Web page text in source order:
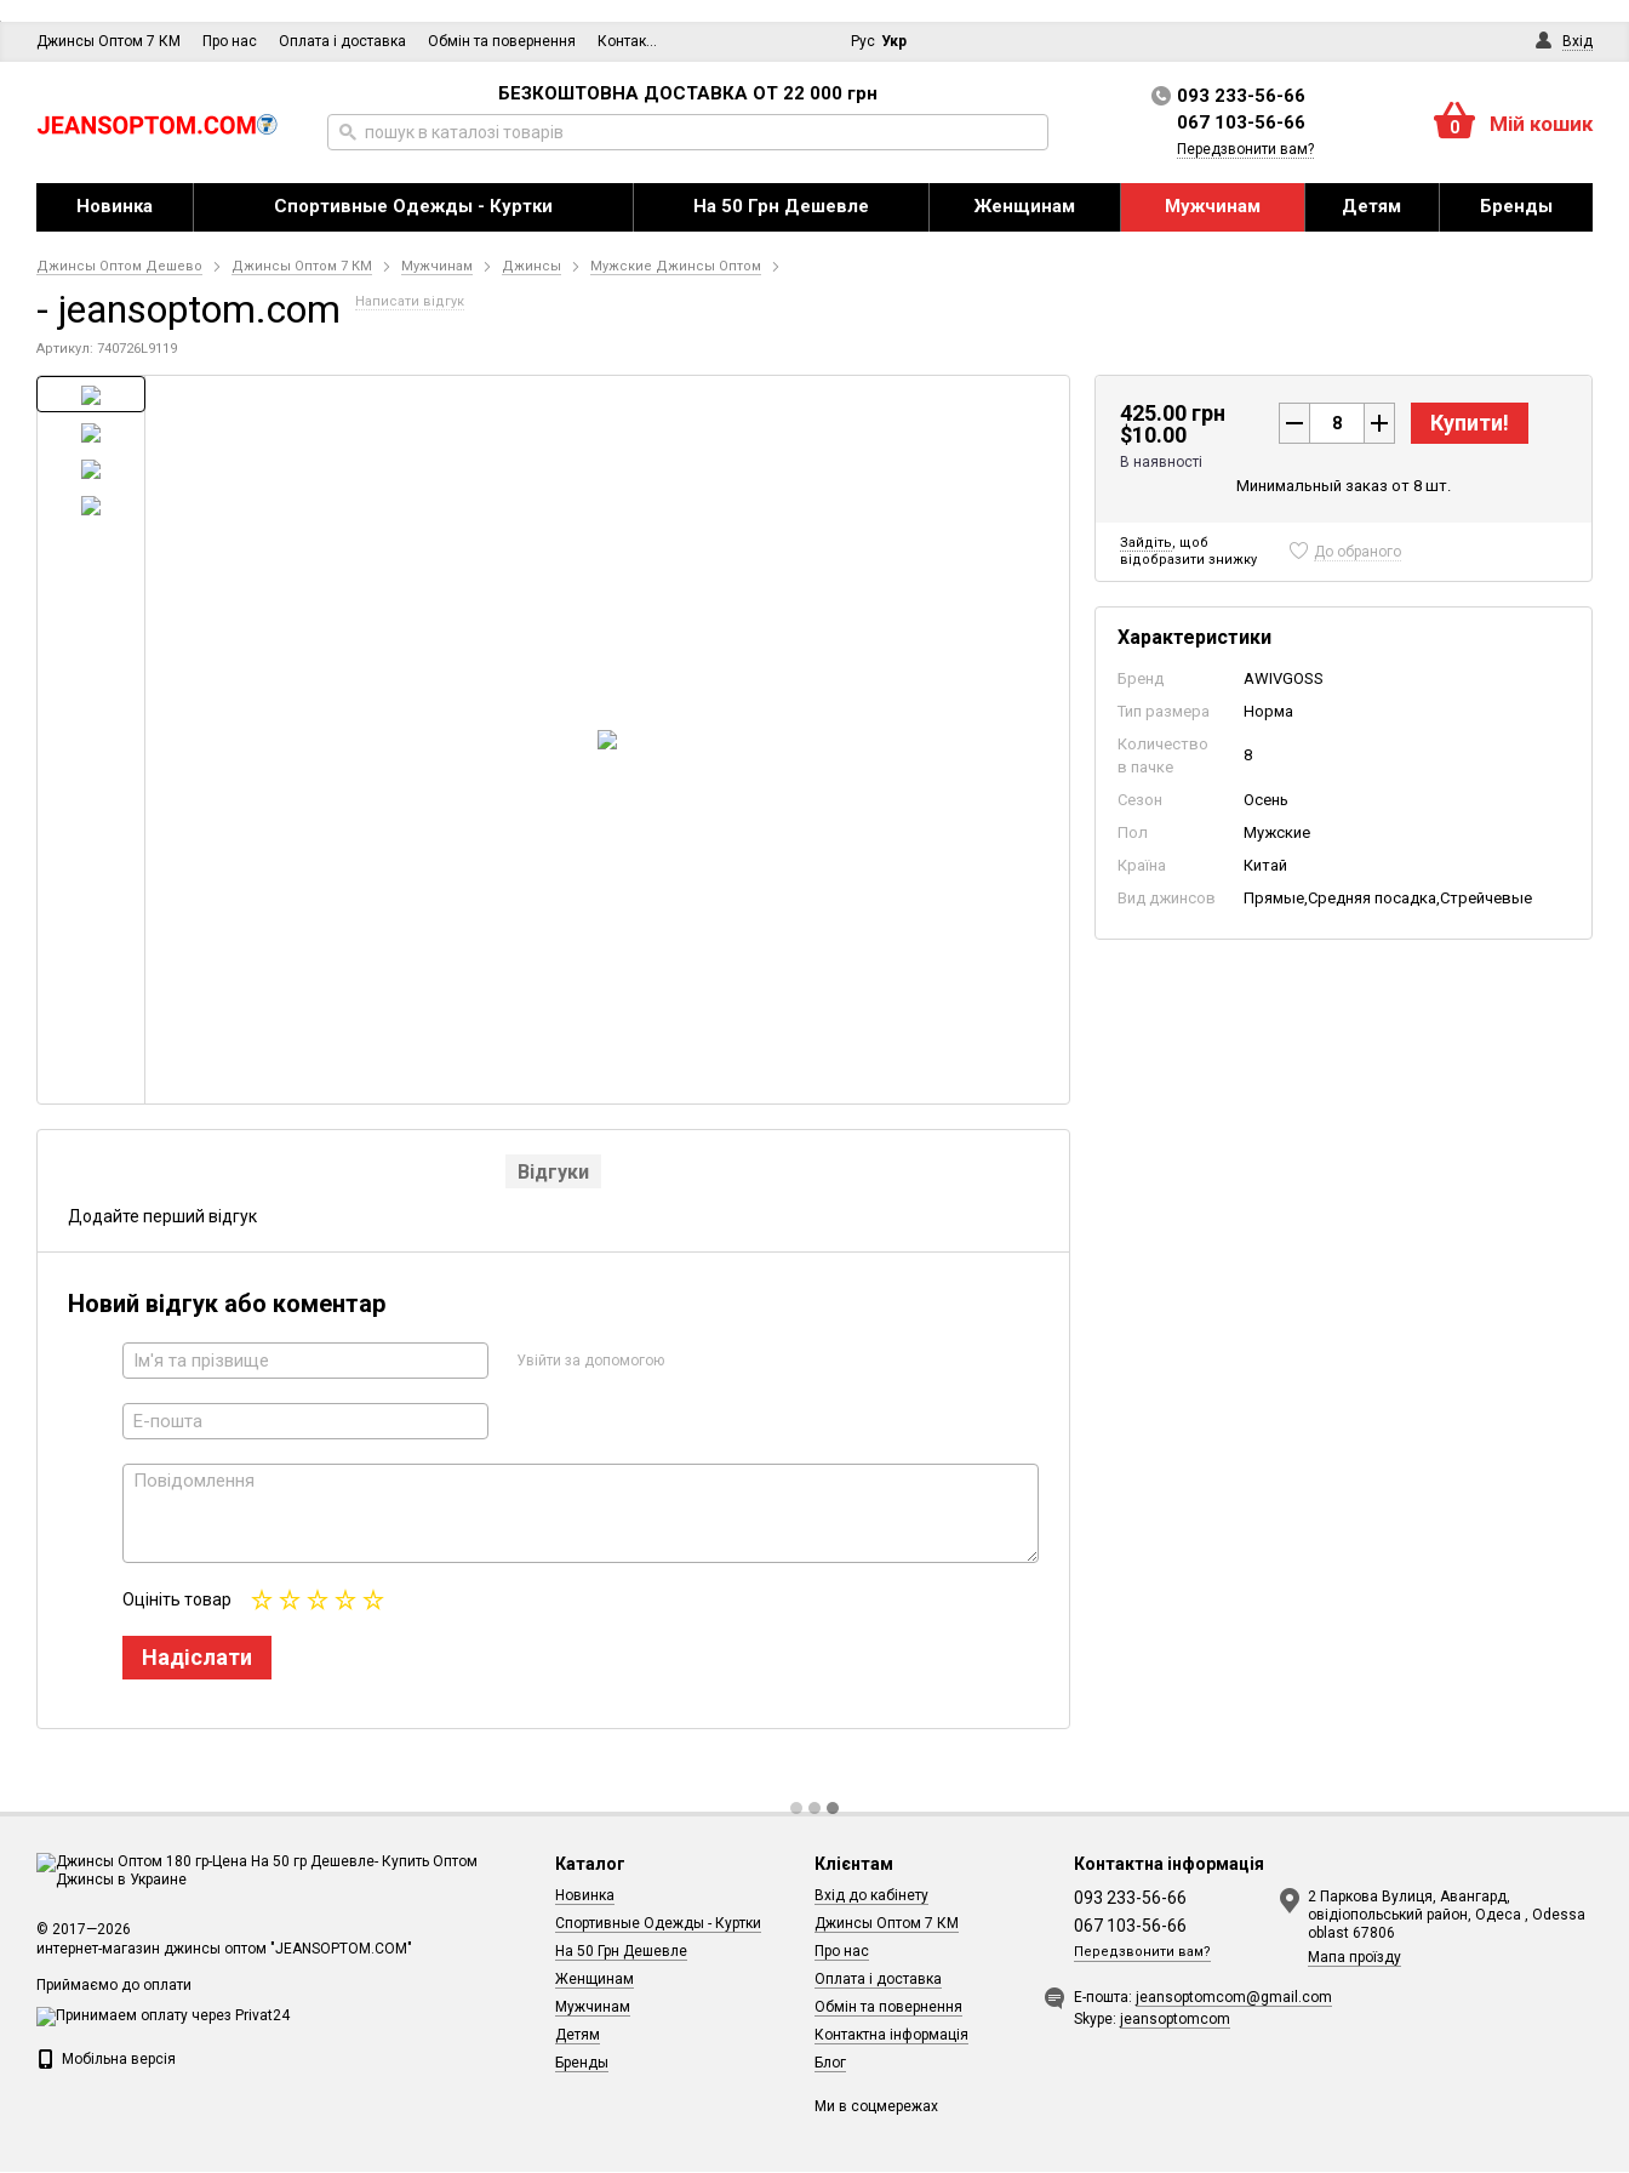
Джинсы Оптом 7 КМ Про нас Оплата і доставка Обмін та повернення Контактна інформація Вхід
Рус Укр
БЕЗКОШТОВНА ДОСТАВКА ОТ 22 000 грн
093 233-56-66
067 103-56-66
Передзвонити вам?
0 Мій кошик
Новинка Спортивные Одежды - Куртки На 50 Грн Дешевле Женщинам Мужчинам Детям Бренды
Джинсы Оптом Дешево Джинсы Оптом 7 КМ Мужчинам Джинсы Мужские Джинсы Оптом
- jeansoptom.com Написати відгук
Артикул: 740726L9119
Відгуки
Додайте перший відгук
Новий відгук або коментар
Увійти за допомогою
Оцініть товар
Надіслати
425.00 грн
$10.00
В наявності
Купити!
Минимальный заказ от 8 шт.
Зайдіть, щоб
відобразити знижку
До обраного
Характеристики
Бренд
AWIVGOSS
Тип размера
Норма
Количество
в пачке
8
Сезон
Осень
Пол
Мужские
Країна
Китай
Вид джинсов
Прямые,Средняя посадка,Стрейчевые
© 2017—2026
интернет-магазин джинсы оптом "JEANSOPTOM.COM"
Приймаємо до оплати
Мобільна версія
Каталог
Новинка
Спортивные Одежды - Куртки
На 50 Грн Дешевле
Женщинам
Мужчинам
Детям
Бренды
Клієнтам
Вхід до кабінету
Джинсы Оптом 7 КМ
Про нас
Оплата і доставка
Обмін та повернення
Контактна інформація
Блог
Ми в соцмережах
Контактна інформація
093 233-56-66
067 103-56-66
Передзвонити вам?
2 Паркова Вулиця, Авангард,
овідіопольський район, Одеса , Odessa
oblast 67806
Мапа проїзду
Е-пошта:jeansoptomcom@gmail.com
Skype:jeansoptomcom